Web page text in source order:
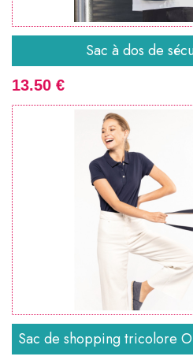
Sac à dos de
13.50 €
Sac de shopping tricolore